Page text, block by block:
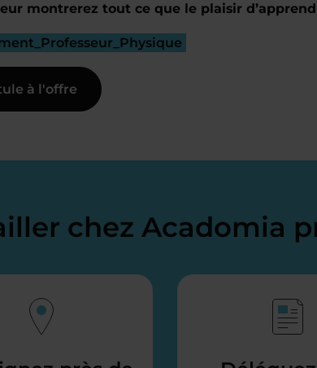
montrerez tout ce que le plaisir
à l'offre
chez Acadomia